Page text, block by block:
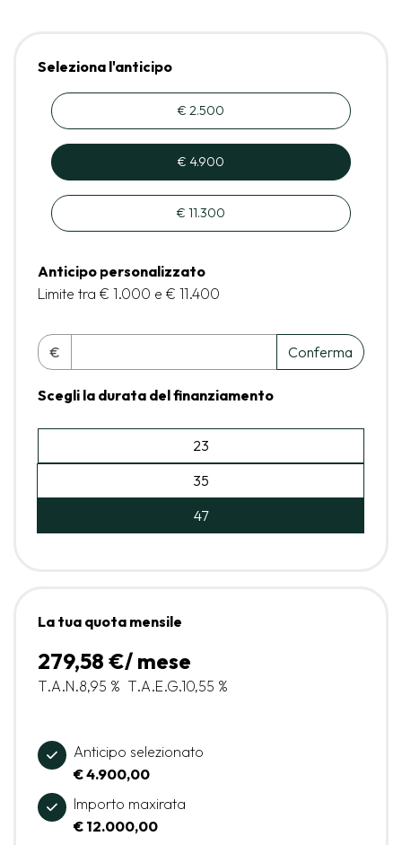
Seleziona l'anticipo
€ 2.500
€ 4.900
€ 11.300
Anticipo personalizzato
Limite tra € 1.000 e € 11.400
€ Conferma
Scegli la durata del finanziamento
23
35
47
La tua quota mensile
279,58 €/ mese
T.A.N.8,95 % T.A.E.G.10,55 %
Anticipo selezionato
€ 4.900,00
Importo maxirata
€ 12.000,00